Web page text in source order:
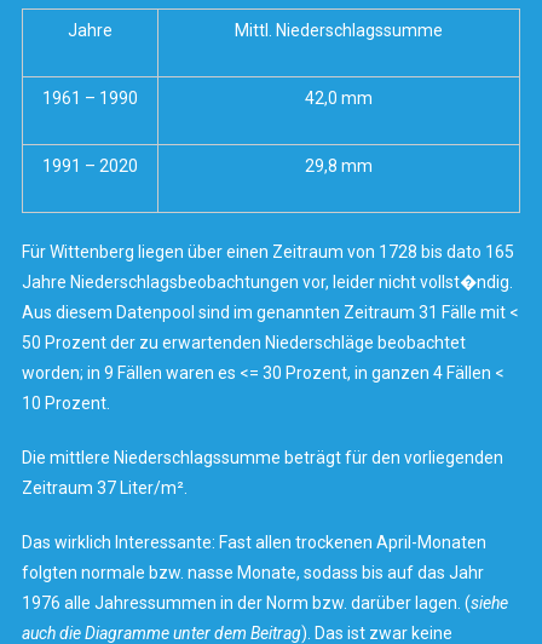
Jahre Mittl. Niederschlagssumme
1961 – 1990 42,0 mm
1991 – 2020 29,8 mm
Für Wittenberg liegen über einen Zeitraum von 1728 bis dato 165
Jahre Niederschlagsbeobachtungen vor, leider nicht vollst�ndig.
Aus diesem Datenpool sind im genannten Zeitraum 31 Fälle mit <
50 Prozent der zu erwartenden Niederschläge beobachtet
worden; in 9 Fällen waren es <= 30 Prozent, in ganzen 4 Fällen <
10 Prozent.
Die mittlere Niederschlagssumme beträgt für den vorliegenden
Zeitraum 37 Liter/m².
Das wirklich Interessante: Fast allen trockenen April-Monaten
folgten normale bzw. nasse Monate, sodass bis auf das Jahr
1976 alle Jahressummen in der Norm bzw. darüber lagen. (siehe
auch die Diagramme unter dem Beitrag). Das ist zwar keine